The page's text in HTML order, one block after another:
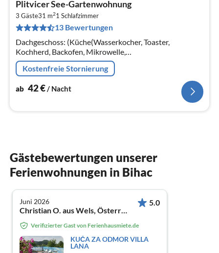
Plitvicer See-Gartenwohnung
3 Gäste31 m21 Schlafzimmer
13 Bewertungen
Dachgeschoss: (Küche(Wasserkocher, Toaster,
Kochherd, Backofen, Mikrowelle,
Kühl-/Gefrierkombination),
Wohn/Esszimmer(Schlafcouch 1 Pers., TV(Flatscreen),
Kostenfreie Stornierung
ab 42€/ Nacht
Gästebewertungen unserer
Ferienwohnungen in Bihac
Juni 2026
Christian O. aus Wels, Österreich
5.0
Verifizierter Gast von Ferienhausmiete.de
KUČA ZA ODMOR VILLA
LANA